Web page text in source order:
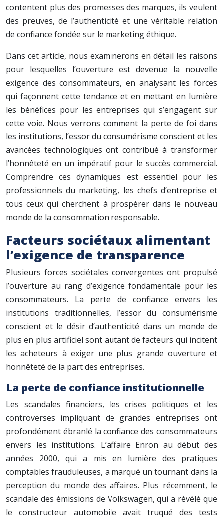
contentent plus des promesses des marques, ils veulent
des preuves, de l’authenticité et une véritable relation
de confiance fondée sur le marketing éthique.
Dans cet article, nous examinerons en détail les raisons
pour lesquelles l’ouverture est devenue la nouvelle
exigence des consommateurs, en analysant les forces
qui façonnent cette tendance et en mettant en lumière
les bénéfices pour les entreprises qui s’engagent sur
cette voie. Nous verrons comment la perte de foi dans
les institutions, l’essor du consumérisme conscient et les
avancées technologiques ont contribué à transformer
l’honnêteté en un impératif pour le succès commercial.
Comprendre ces dynamiques est essentiel pour les
professionnels du marketing, les chefs d’entreprise et
tous ceux qui cherchent à prospérer dans le nouveau
monde de la consommation responsable.
Facteurs sociétaux alimentant
l’exigence de transparence
Plusieurs forces sociétales convergentes ont propulsé
l’ouverture au rang d’exigence fondamentale pour les
consommateurs. La perte de confiance envers les
institutions traditionnelles, l’essor du consumérisme
conscient et le désir d’authenticité dans un monde de
plus en plus artificiel sont autant de facteurs qui incitent
les acheteurs à exiger une plus grande ouverture et
honnêteté de la part des entreprises.
La perte de confiance institutionnelle
Les scandales financiers, les crises politiques et les
controverses impliquant de grandes entreprises ont
profondément ébranlé la confiance des consommateurs
envers les institutions. L’affaire Enron au début des
années 2000, qui a mis en lumière des pratiques
comptables frauduleuses, a marqué un tournant dans la
perception du monde des affaires. Plus récemment, le
scandale des émissions de Volkswagen, qui a révélé que
le constructeur automobile avait truqué des tests